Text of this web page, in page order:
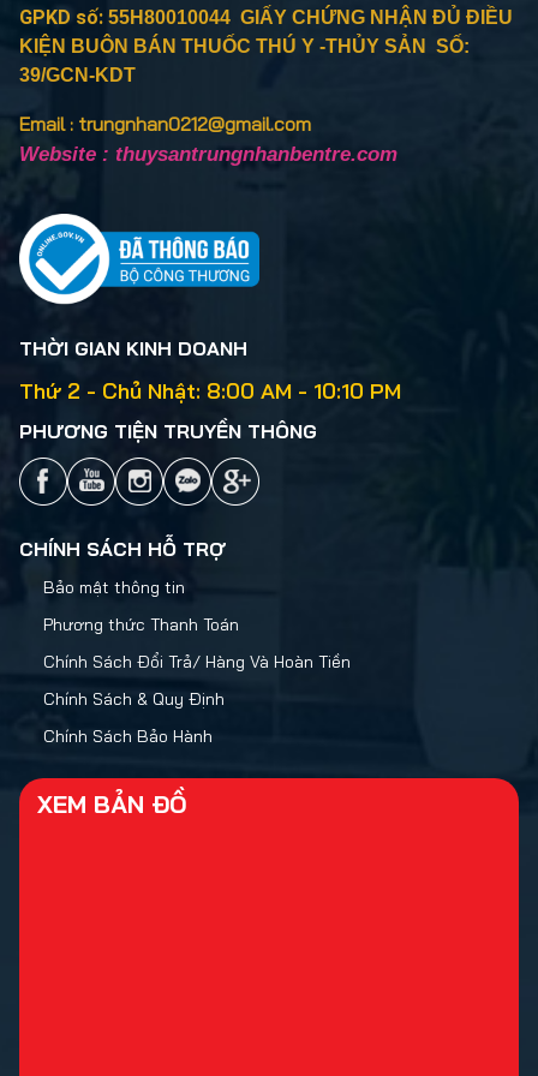
GPKD số: 55H80010044 GIẤY CHỨNG NHẬN ĐỦ ĐIỀU
KIỆN BUÔN BÁN THUỐC THÚ Y -THỦY SẢN SỐ:
39/GCN-KDT
Email : trungnhan0212@gmail.com
Website : thuysantrungnhanbentre.com
THỜI GIAN KINH DOANH
Thứ 2 - Chủ Nhật: 8:00 AM - 10:10 PM
PHƯƠNG TIỆN TRUYỀN THÔNG
CHÍNH SÁCH HỖ TRỢ
Bảo mật thông tin
Phương thức Thanh Toán
Chính Sách Đổi Trả/ Hàng Và Hoàn Tiền
Chính Sách & Quy Định
Chính Sách Bảo Hành
XEM BẢN ĐỒ